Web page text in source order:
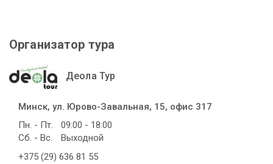
Организатор тура
Деола Тур
Минск, ул. Юрово-Завальная, 15, офис 317
Пн. - Пт.
09:00 - 18:00
Сб. - Вс.
Выходной
+375 (29) 636 81 55